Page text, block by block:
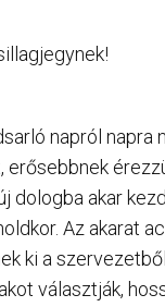
napról napra
erősebbnek
dologba akar
Az akarat
ki a
választják,